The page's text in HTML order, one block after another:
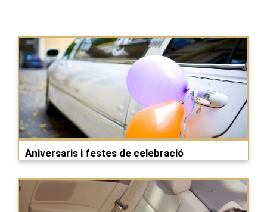
Aniversaris i festes de celebració